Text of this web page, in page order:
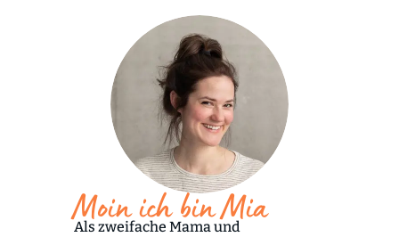
Moin ich bin Mia
Als zweifache Mama und